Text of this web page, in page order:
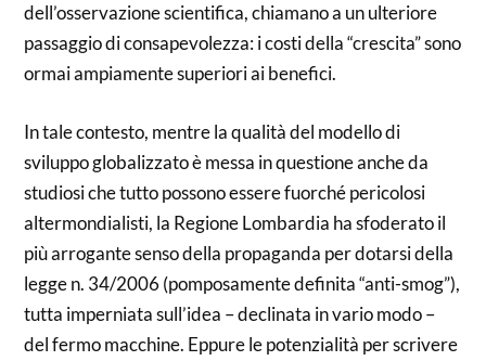
dell’osservazione scientifica, chiamano a un ulteriore
passaggio di consapevolezza: i costi della “crescita” sono
ormai ampiamente superiori ai benefici.
In tale contesto, mentre la qualità del modello di
sviluppo globalizzato è messa in questione anche da
studiosi che tutto possono essere fuorché pericolosi
altermondialisti, la Regione Lombardia ha sfoderato il
più arrogante senso della propaganda per dotarsi della
legge n. 34/2006 (pomposamente definita “anti-smog”),
tutta imperniata sull’idea – declinata in vario modo –
del fermo macchine. Eppure le potenzialità per scrivere